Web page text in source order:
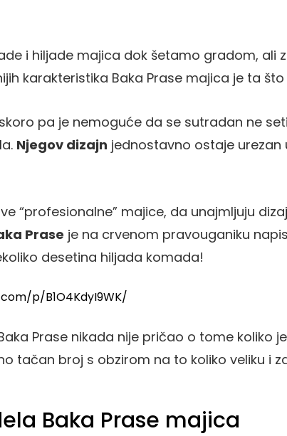
i hiljade majica dok šetamo gradom, ali
karakteristika Baka Prase majica je ta
pa je nemoguće da se sutradan ne
Njegov dizajn jednostavno ostaje
“profesionalne” majice, da unajmljuju
Prase je na crvenom pravouganiku
desetina hiljada komada!
p/B1O4KdyI9WK/
Prase nikada nije pričao o tome koliko
tačan broj s obzirom na to koliko veliku i
Baka Prase majica